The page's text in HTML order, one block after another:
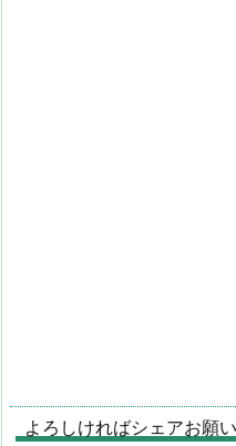
よろしければシェアお願